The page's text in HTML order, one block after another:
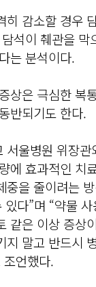
히 감소할 경우
석이 췌관을 막
는 분석이다.
상은 극심한 복
반되기도 한다.
서울병원 위장관
에 효과적인 치
중을 줄이려는
다”며 “약물
같은 이상 증상
지 말고 반드시
언했다.